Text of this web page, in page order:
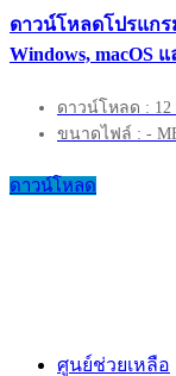
ดาวน์โหลดโปรแก
Windows, macOS
ดาวน์โหลด : 12
ขนาดไฟล์ : -
ดาวน์โหลด
ศูนย์ช่วยเหลือ